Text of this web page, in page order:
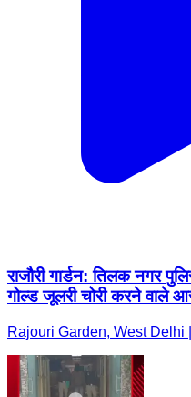
राजौरी गार्डन: तिलक नगर
गोल्ड जूलरी चोरी करने वाले
Rajouri Garden, West Delhi